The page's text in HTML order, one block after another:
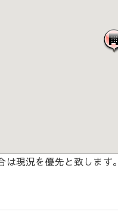
現況を優先と致します。